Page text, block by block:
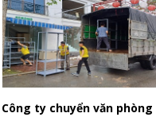
Công ty chuyển văn phòng